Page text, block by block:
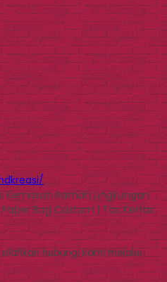
Kemasan Ramah Lingkungan
Bag Custom | Tas Kertas
hubungi kami melalui